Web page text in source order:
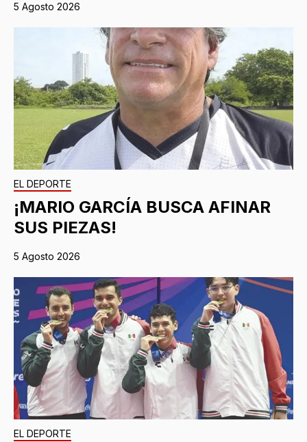
5 Agosto 2026
EL DEPORTE
¡MARIO GARCÍA BUSCA AFINAR
SUS PIEZAS!
5 Agosto 2026
EL DEPORTE